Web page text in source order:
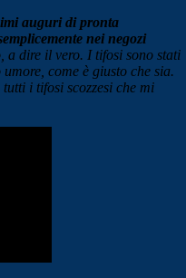
auguri di pronta
nei negozi
a dire il vero. I tifosi sono stati
come è giusto che sia.
i tifosi scozzesi che mi